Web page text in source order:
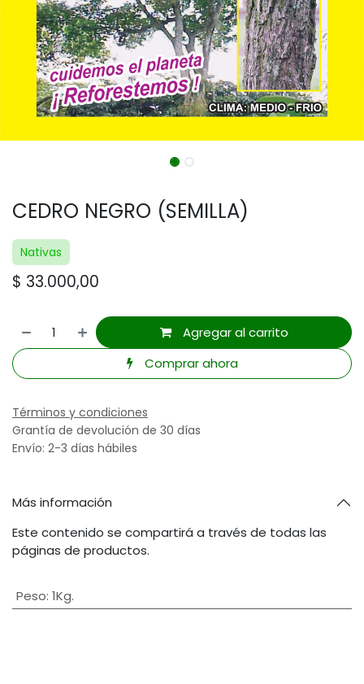
CEDRO NEGRO (SEMILLA)
Nativas
$ 33.000,00
Agregar al carrito
Comprar ahora
Términos y condiciones
Grantía de devolución de 30 días
Envío: 2-3 días hábiles
Más información
Este contenido se compartirá a través de todas las
páginas de productos.
Peso: 1Kg.